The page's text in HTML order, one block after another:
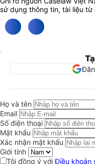
sử dụng thông tin, tài liệu từ
Họ và tên
Email
Số điện thoại
Mật khẩu
Xác nhận mật khẩu
Giới tính
Tôi đồng ý vớiĐiều khoản